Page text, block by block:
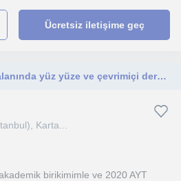
Ücretsiz iletişime geç
Fen bilimleri ve biyoloji alanında yüz yüze ve çevrimiçi dersler veren, yüksek lisans düzeyinde araştırmacı bir eğitmen.
Karta...
birikimimle ve 2020 AYT